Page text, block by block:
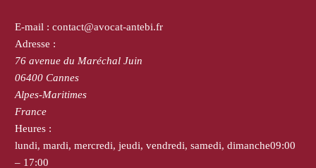
E-mail : contact@avocat-antebi.fr
Adresse :
76 avenue du Maréchal Juin
06400 Cannes
Alpes-Maritimes
France
Heures :
lundi, mardi, mercredi, jeudi, vendredi, samedi, dimanche09:00
– 17:00